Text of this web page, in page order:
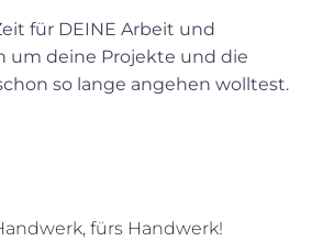
für DEINE Arbeit und
um deine Projekte und die
so lange angehen wolltest.
fürs Handwerk!